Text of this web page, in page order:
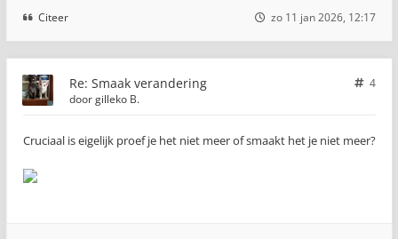
Citeer zo 11 jan 2026, 12:17
Re: Smaak verandering
4
doorgilleko B.
Cruciaal is eigelijk proef je het niet meer of smaakt het je niet meer?